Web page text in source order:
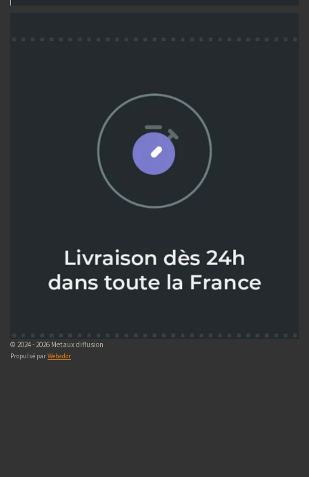
© 2024 - 2026 Metaux diffusion
Propulsé parWebador